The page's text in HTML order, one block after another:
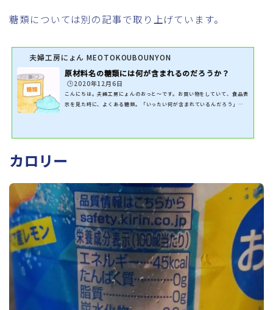
糖類については別の記事で取り上げています。
夫婦工房にょん MEOTOKOUBOUNYON
原材料名の糖類には何が含まれるのだろうか？
🕒️2020年12月6日
こんにちは。夫婦工房にょんのおっと～です。お買い物をしていて、食品表
示を見た時に、よくある糖類。「いったい何が含まれているんだろう」と
カロリー